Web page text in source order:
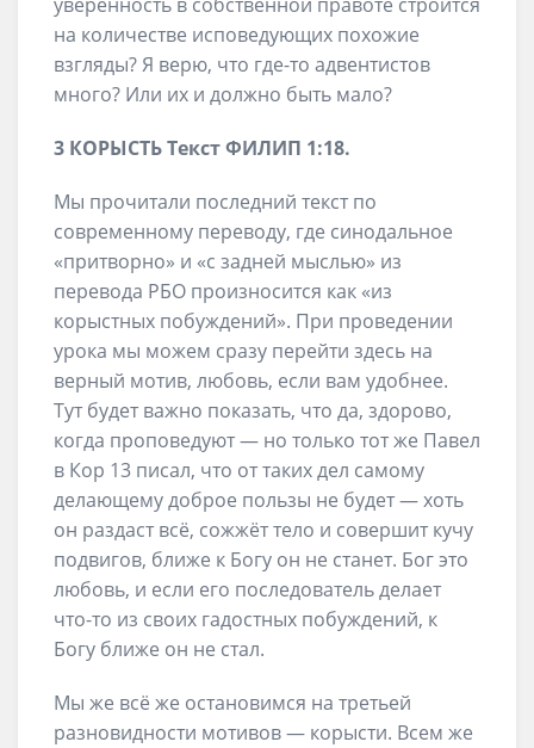
на количестве исповедующих похожие
взгляды? Я верю, что где-то адвентистов
много? Или их и должно быть мало?
3 КОРЫСТЬТекстФИЛИП 1:18.
Мы прочитали последний текст по
современному переводу, где синодальное
«притворно» и «с задней мыслью» из
перевода РБО произносится как «из
корыстных побуждений». При проведении
урока мы можем сразу перейти здесь на
верный мотив, любовь, если вам удобнее.
Тут будет важно показать, что да, здорово,
когда проповедуют — но только тот же Павел
в Кор 13 писал, что от таких дел самому
делающему доброе пользы не будет — хоть
он раздаст всё, сожжёт тело и совершит кучу
подвигов, ближе к Богу он не станет. Бог это
любовь, и если его последователь делает
что-то из своих гадостных побуждений, к
Богу ближе он не стал.
Мы же всё же остановимся на третьей
разновидности мотивов — корысти. Всем же